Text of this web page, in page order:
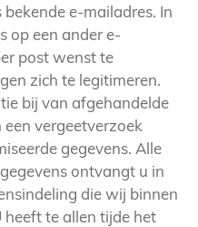
e-mailadres. In
op een ander e-
post wenst te
zich te legitimeren.
bij van afgehandelde
vergeetverzoek
gegevens. Alle
ontvangt u in
die wij binnen
heeft te allen tijde het